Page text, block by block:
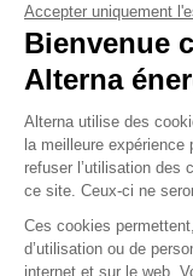
Premier
troisième en
service depuis
Le Danemark
l’éolien.
3. L’énergie
Accepter uniquement
Bienvenue
Alterna
Plateforme
Alterna utilise des
la meilleure expérience
refuser l’utilisation des
ce site. Ceux-ci ne
Ces cookies
d’utilisation ou de
internet et sur le web.